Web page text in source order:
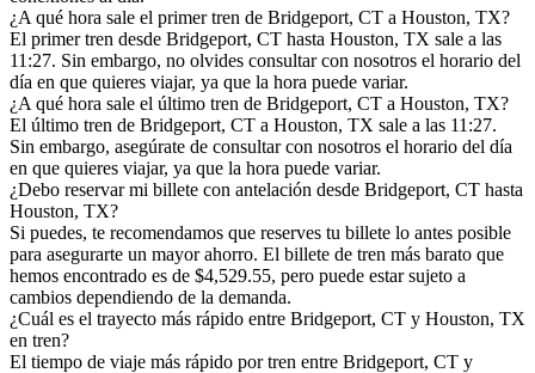
¿A qué hora sale el primer tren de Bridgeport, CT a Houston, TX?
El primer tren desde Bridgeport, CT hasta Houston, TX sale a las
11:27. Sin embargo, no olvides consultar con nosotros el horario del
día en que quieres viajar, ya que la hora puede variar.
¿A qué hora sale el último tren de Bridgeport, CT a Houston, TX?
El último tren de Bridgeport, CT a Houston, TX sale a las 11:27.
Sin embargo, asegúrate de consultar con nosotros el horario del día
en que quieres viajar, ya que la hora puede variar.
¿Debo reservar mi billete con antelación desde Bridgeport, CT hasta
Houston, TX?
Si puedes, te recomendamos que reserves tu billete lo antes posible
para asegurarte un mayor ahorro. El billete de tren más barato que
hemos encontrado es de $4,529.55, pero puede estar sujeto a
cambios dependiendo de la demanda.
¿Cuál es el trayecto más rápido entre Bridgeport, CT y Houston, TX
en tren?
El tiempo de viaje más rápido por tren entre Bridgeport, CT y